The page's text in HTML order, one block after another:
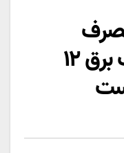
ماینرها معادل مصرف برق ۱۲